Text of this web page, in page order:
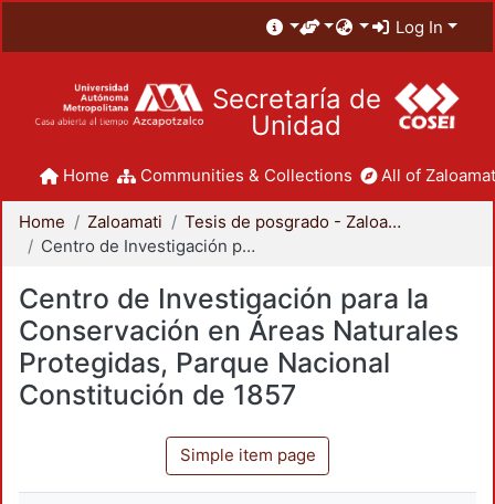
Log In
Secretaría de
Unidad
Home Communities & Collections All of
Home Zaloamati
Tesis de posgrado - Zaloamati
Centro de Investigación para la Conservación en Áreas Naturales Protegidas, Parque Nacional Constitución de 1857
Centro de Investigación para la
Conservación en Áreas Naturales
Protegidas, Parque Nacional
Constitución de 1857
Simple item page